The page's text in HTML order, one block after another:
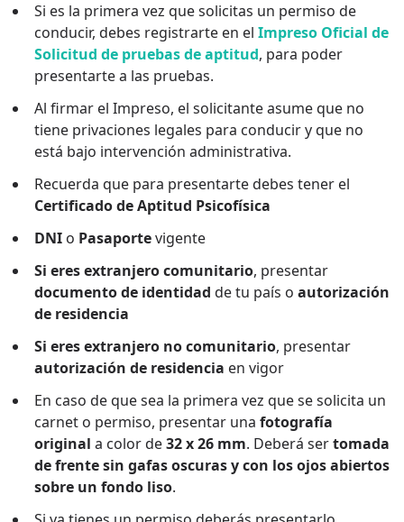
Si es la primera vez que solicitas un permiso de
conducir, debes registrarte en el Impreso Oficial de
Solicitud de pruebas de aptitud, para poder
presentarte a las pruebas.
Al firmar el Impreso, el solicitante asume que no
tiene privaciones legales para conducir y que no
está bajo intervención administrativa.
Recuerda que para presentarte debes tener el
Certificado de Aptitud Psicofísica
DNI o Pasaportevigente
Si eres extranjero comunitario, presentar
documento de identidad de tu país o autorización
de residencia
Si eres extranjero no comunitario, presentar
autorización de residencia en vigor
En caso de que sea la primera vez que se solicita un
carnet o permiso, presentar una fotografía
original a color de32 x 26 mm. Deberá sertomada
de frente sin gafas oscuras y con los ojos abiertos
sobre un fondo liso.